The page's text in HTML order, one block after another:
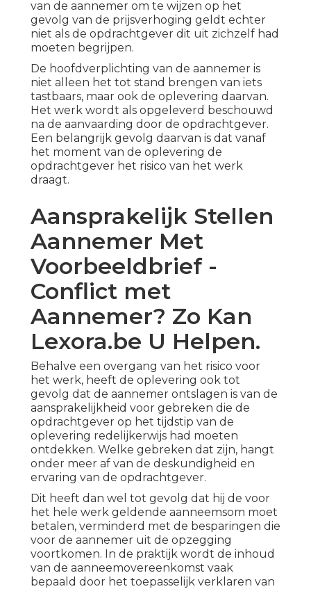
van de aannemer om te wijzen op het
gevolg van de prijsverhoging geldt echter
niet als de opdrachtgever dit uit zichzelf had
moeten begrijpen.
De hoofdverplichting van de aannemer is
niet alleen het tot stand brengen van iets
tastbaars, maar ook de oplevering daarvan.
Het werk wordt als opgeleverd beschouwd
na de aanvaarding door de opdrachtgever.
Een belangrijk gevolg daarvan is dat vanaf
het moment van de oplevering de
opdrachtgever het risico van het werk
draagt.
Aansprakelijk Stellen
Aannemer Met
Voorbeeldbrief -
Conflict met
Aannemer? Zo Kan
Lexora.be U Helpen.
Behalve een overgang van het risico voor
het werk, heeft de oplevering ook tot
gevolg dat de aannemer ontslagen is van de
aansprakelijkheid voor gebreken die de
opdrachtgever op het tijdstip van de
oplevering redelijkerwijs had moeten
ontdekken. Welke gebreken dat zijn, hangt
onder meer af van de deskundigheid en
ervaring van de opdrachtgever.
Dit heeft dan wel tot gevolg dat hij de voor
het hele werk geldende aanneemsom moet
betalen, verminderd met de besparingen die
voor de aannemer uit de opzegging
voortkomen. In de praktijk wordt de inhoud
van de aanneemovereenkomst vaak
bepaald door het toepasselijk verklaren van